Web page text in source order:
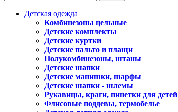
Детская одежда
Комбинезоны цельные
Детские комплекты
Детские куртки
Детские пальто и плащи
Полукомбинезоны, штаны
Детские шапки
Детские манишки, шарфы
Детские шапки - шлемы
Рукавицы, краги, пинетки для детей
Флисовые поддевы, термобелье